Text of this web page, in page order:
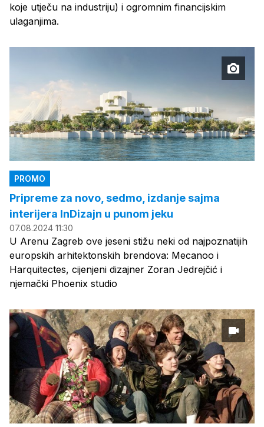
koje utječu na industriju) i ogromnim financijskim
ulaganjima.
PROMO
Pripreme za novo, sedmo, izdanje sajma
interijera InDizajn u punom jeku
07.08.2024 11:30
U Arenu Zagreb ove jeseni stižu neki od najpoznatijih
europskih arhitektonskih brendova: Mecanoo i
Harquitectes, cijenjeni dizajner Zoran Jedrejčić i
njemački Phoenix studio